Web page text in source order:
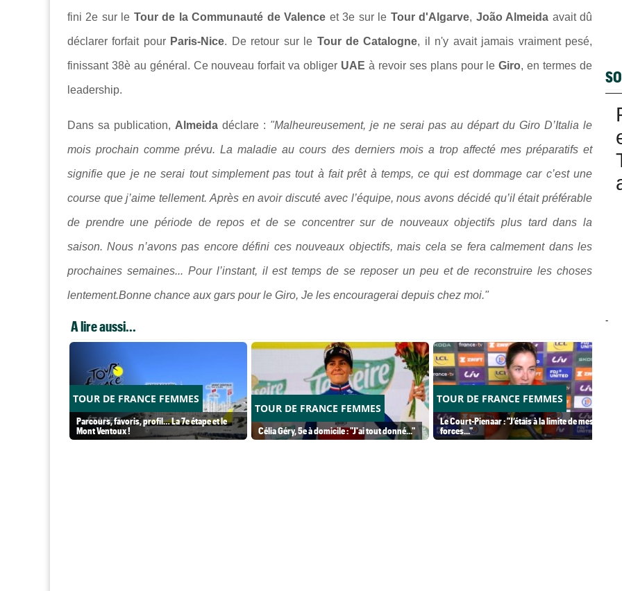
fini 2e sur le Tour de la Communauté de Valence et 3e sur le Tour d'Algarve, João Almeida avait dû
déclarer forfait pour Paris-Nice. De retour sur le Tour de Catalogne, il n'y avait jamais vraiment pesé,
finissant 38è au général. Ce nouveau forfait va obliger UAE à revoir ses plans pour leGiro, en termes de
leadership.
Dans sa publication, Almeida déclare : "Malheureusement, je ne serai pas au départ du Giro D’Italia le
mois prochain comme prévu. La maladie au cours des derniers mois a trop affecté mes préparatifs et
signifie que je ne serai tout simplement pas tout à fait prêt à temps, ce qui est dommage car c’est une
course que j’aime tellement. Après en avoir discuté avec l’équipe, nous avons décidé qu’il était préférable
de prendre une période de repos et de se concentrer sur de nouveaux objectifs plus tard dans la
saison. Nous n’avons pas encore défini ces nouveaux objectifs, mais cela se fera calmement dans les
prochaines semaines... Pour l’instant, il est temps de se reposer un peu et de reconstruire les choses
lentement.Bonne chance aux gars pour le Giro, Je les encouragerai depuis chez moi."
A lire aussi...
TOUR DE FRANCE FEMMES
Parcours, favoris, profil… La 7e étape et le
Mont Ventoux !
TOUR DE FRANCE FEMMES
Célia Géry, 5e à domicile : "J'ai tout donné..."
TOUR DE FRANCE FEMMES
Le Court-Pienaar : "J’étais à la limite de mes
forces..."
-